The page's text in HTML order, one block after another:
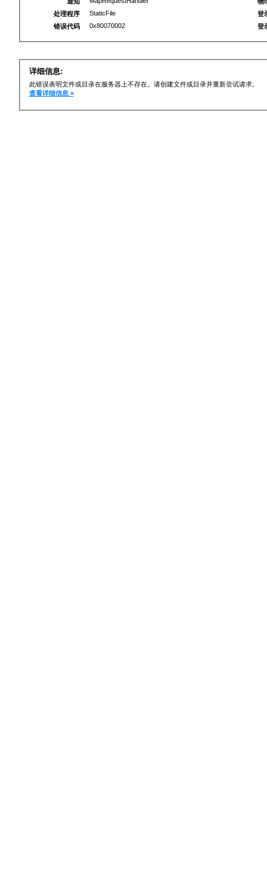
处理程序
StaticFile
错误代码
0x80070002
登
登
详细信息:
此错误表明文件或目录在服务器上不存在。请创建文件或目录并重新尝试请求。
查看详细信息 »